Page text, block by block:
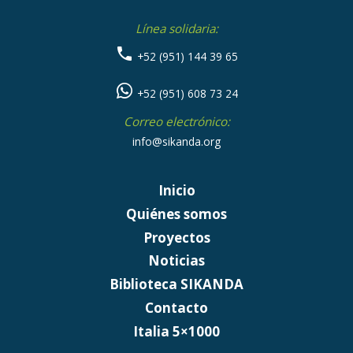
Línea solidaria:
+52 (951) 144 39 65
+52 (951) 608 73 24
Correo electrónico:
info@sikanda.org
Inicio
Quiénes somos
Proyectos
Noticias
Biblioteca SIKANDA
Contacto
Italia 5×1000